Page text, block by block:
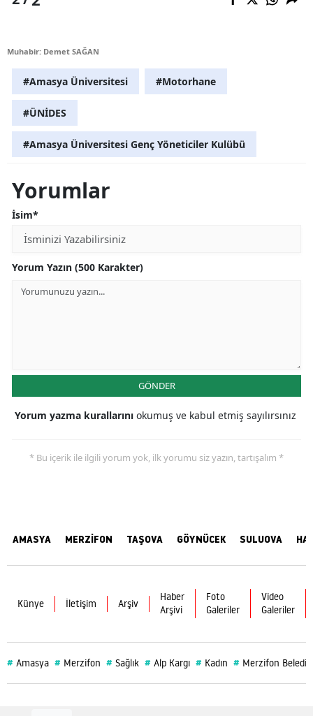
Muhabir: Demet SAĞAN
#Amasya Üniversitesi #Motorhane
#ÜNİDES
#Amasya Üniversitesi Genç Yöneticiler Kulübü
Yorumlar
İsim*
Yorum Yazın (500 Karakter)
GÖNDER
Yorum yazma kurallarını okumuş ve kabul etmiş sayılırsınız
* Bu içerik ile ilgili yorum yok, ilk yorumu siz yazın, tartışalım *
AMASYA MERZİFON TAŞOVA GÖYNÜCEK SULUOVA
Künye İletişim Arşiv
Haber
Arşivi
Foto
Galeriler
Video
Galeriler
# Amasya # Merzifon # Sağlık # Alp Kargı # Kadın # Merzifon